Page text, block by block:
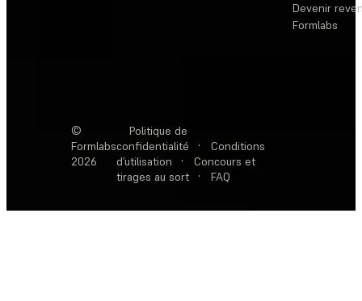
Devenir
Formlabs
©
Formlabs
2026
Politique de
confidentialité
·
Conditions
d’utilisation
·
Concours et
tirages au sort
· FAQ